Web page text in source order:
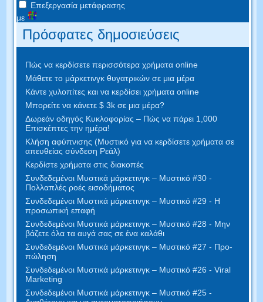
Επεξεργασία μετάφρασης
με
Πρόσφατες δημοσιεύσεις
Πώς να κερδίσετε περισσότερα χρήματα online
Μάθετε το μάρκετινγκ θυγατρικών σε μια μέρα
Κάντε χυλοπίτες και να κερδίσει χρήματα online
Μπορείτε να κάνετε $ 3k σε μια μέρα?
Δωρεάν οδηγός Κυκλοφορίας – Πώς να πάρει 1,000
Επισκέπτες την ημέρα!
Κλήση αφύπνισης (Μυστικό για να κερδίσετε χρήματα σε
απευθείας σύνδεση Ρεάλ)
Κερδίστε χρήματα στις διακοπές
Συνδεδεμένοι Μυστικά μάρκετινγκ – Μυστικό #30 -
Πολλαπλές ροές εισοδήματος
Συνδεδεμένοι Μυστικά μάρκετινγκ – Μυστικό #29 - Η
προσωπική επαφή
Συνδεδεμένοι Μυστικά μάρκετινγκ – Μυστικό #28 - Μην
βάζετε όλα τα αυγά σας σε ένα καλάθι
Συνδεδεμένοι Μυστικά μάρκετινγκ – Μυστικό #27 - Προ-
πώληση
Συνδεδεμένοι Μυστικά μάρκετινγκ – Μυστικό #26 - Viral
Marketing
Συνδεδεμένοι Μυστικά μάρκετινγκ – Μυστικό #25 -